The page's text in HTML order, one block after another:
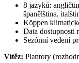
8 jazyků:
španělština,
Köppen
Data dostupnosti
Sezónní vedení
Vítěz: Plantory